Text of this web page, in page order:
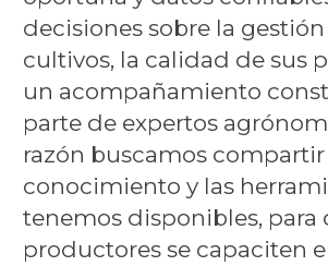
decisiones sobre la
cultivos, la calidad de sus
un acompañamiento
parte de expertos
razón buscamos compartir
conocimiento y las
tenemos disponibles, para
productores se capaciten